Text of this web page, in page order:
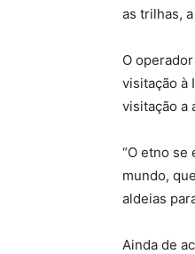
as trilhas,
O
visitação à
visitação a
“O etno se
mundo,
aldeias
Ainda de